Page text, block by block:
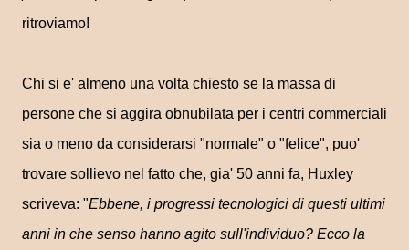
ritroviamo!
Chi si e' almeno una volta chiesto se la massa di
persone che si aggira obnubilata per i centri commerciali
sia o meno da considerarsi "normale" o "felice", puo'
trovare sollievo nel fatto che, gia' 50 anni fa, Huxley
scriveva: "Ebbene, i progressi tecnologici di questi ultimi
anni in che senso hanno agito sull'individuo? Ecco la